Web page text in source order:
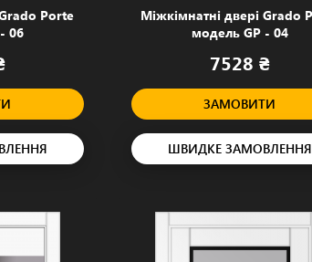
Porte
06
Міжкімнатні двері Grado
модель GP - 04
7528 ₴
ЗАМОВИТИ
ШВИДКЕ ЗАМОВЛЕННЯ